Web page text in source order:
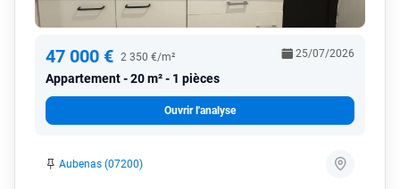
47 000 € 2 350 €/m²
Appartement 20 m² - 1 pièces
25/07/2026
Ouvrir l'analyse
Aubenas (07200)